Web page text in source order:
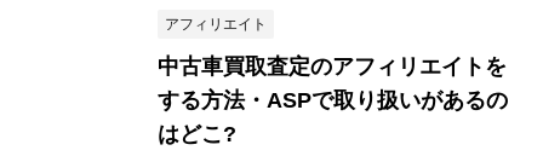
アフィリエイト
中古車買取査定のアフィリエイトを
する方法・ASPで取り扱いがあるの
はどこ?